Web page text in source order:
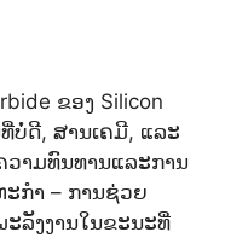
ຂອງ Silicon
ບໍ່ດີ, ສານເຄມີ, ແລະ
າມທົນທານແລະການ
ກໍາ – ການຊ່ວຍ
ລັງງານໃນຂະນະທີ່